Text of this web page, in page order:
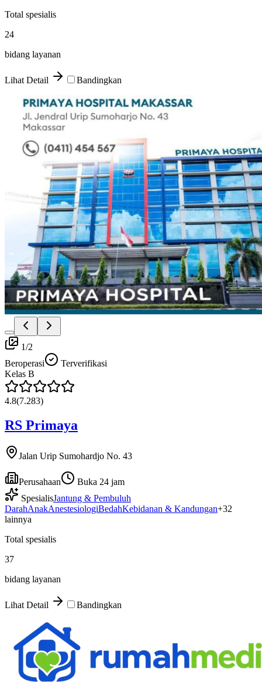
Total spesialis
24
bidang layanan
Lihat Detail Bandingkan
1/2
Beroperasi
Terverifikasi
Kelas B
4.8(7.283)
RS Primaya
Jalan Urip Sumohardjo No. 43
Perusahaan
Buka 24 jam
SpesialisJantung & Pembuluh
DarahAnakAnestesiologiBedahKebidanan & Kandungan+32
lainnya
Total spesialis
37
bidang layanan
Lihat Detail Bandingkan